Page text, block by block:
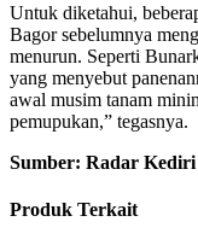
Untuk diketahui,
Bagor sebelumnya
menurun. Seperti
yang menyebut
awal musim tanam
pemupukan,” tegasnya.
Sumber: Radar Kediri
Produk Terkait